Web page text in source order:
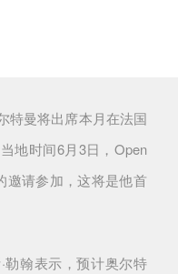
特曼将出席本月在法国
地时间6月3日，Open
邀请参加，这将是他首
勒翰表示，预计奥尔特